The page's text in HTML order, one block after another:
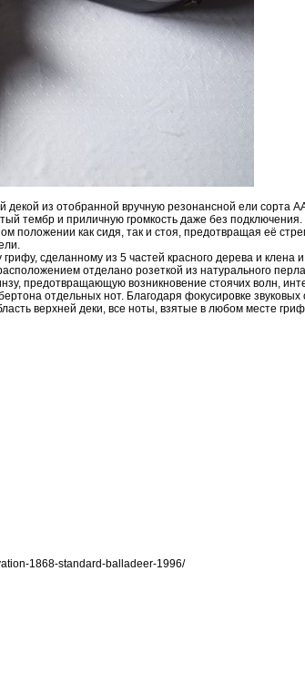
декой из отобранной вручную резонансной ели сорта
тембр и приличную громкость даже без подключения.
положении как сидя, так и стоя, предотвращая её
сделанному из 5 частей красного дерева и клена
отделано розеткой из натурального
предотвращающую возникновение стоячих волн,
отдельных нот. Благодаря фокусировке звуковых
верхней деки, все ноты, взятые в любом месте
1868-standard-balladeer-1996/